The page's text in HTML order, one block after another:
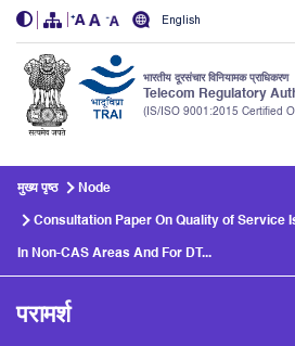
English
भारतीय दूरसंचार विनियामक प्राधिकरण
Telecom Regulatory
(IS/ISO 9001:2015 Certified
मुख्य पृष्ठ Node
Consultation Paper On Quality of Service
In Non-CAS Areas And For DT...
परामर्श